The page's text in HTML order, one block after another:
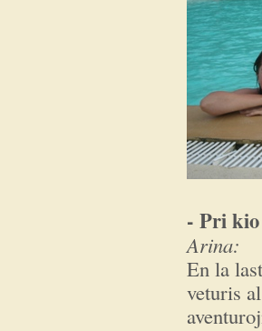
- Pri
Arina:
En la
veturis